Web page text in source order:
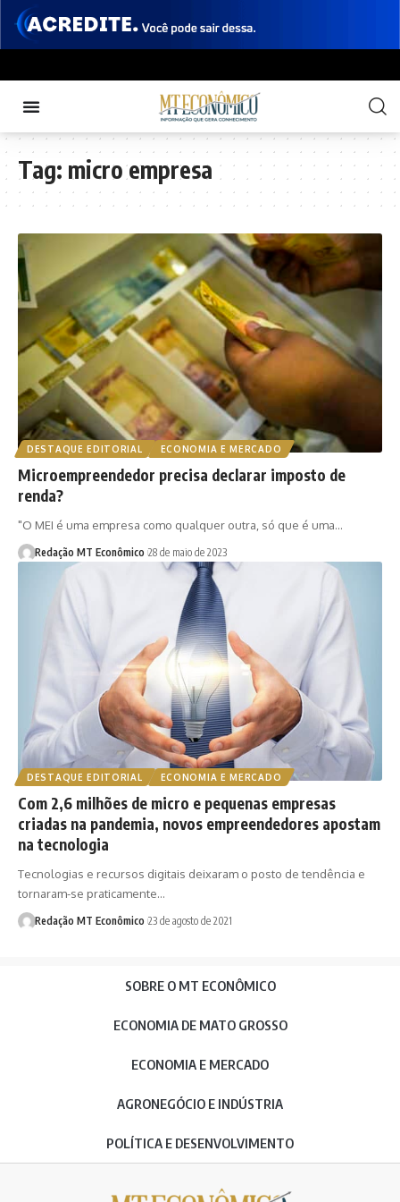
Tag: micro empresa
DESTAQUE EDITORIAL ECONOMIA E MERCADO
Microempreendedor precisa declarar imposto de
renda?
"O MEI é uma empresa como qualquer outra, só que é uma…
Redação MT Econômico 28 de maio de 2023
DESTAQUE EDITORIAL ECONOMIA E MERCADO
Com 2,6 milhões de micro e pequenas empresas
criadas na pandemia, novos empreendedores apostam
na tecnologia
Tecnologias e recursos digitais deixaram o posto de tendência e
tornaram-se praticamente…
Redação MT Econômico 23 de agosto de 2021
SOBRE O MT ECONÔMICO
ECONOMIA DE MATO GROSSO
ECONOMIA E MERCADO
AGRONEGÓCIO E INDÚSTRIA
POLÍTICA E DESENVOLVIMENTO